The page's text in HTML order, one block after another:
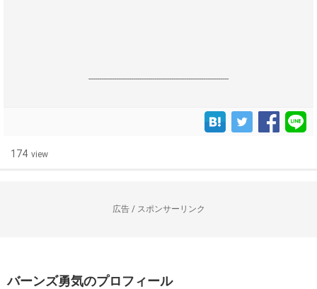
------------------------------------------------------------------
174 view
広告 / スポンサーリンク
バーンズ勇気のプロフィール